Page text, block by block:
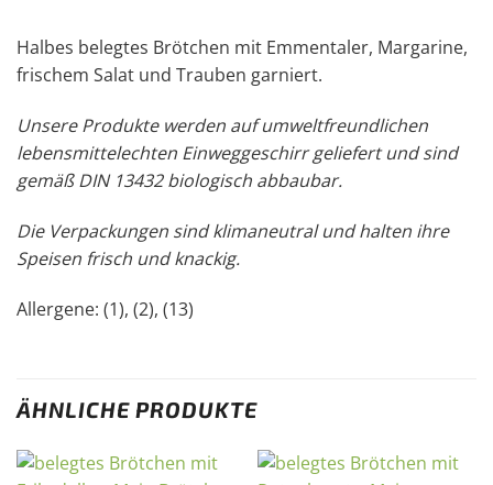
Halbes belegtes Brötchen mit Emmentaler, Margarine,
frischem Salat und Trauben garniert.
Unsere Produkte werden auf umweltfreundlichen
lebensmittelechten Einweggeschirr geliefert und sind
gemäß DIN 13432 biologisch abbaubar.
Die Verpackungen sind klimaneutral und halten ihre
Speisen frisch und knackig.
Allergene: (1), (2), (13)
ÄHNLICHE PRODUKTE